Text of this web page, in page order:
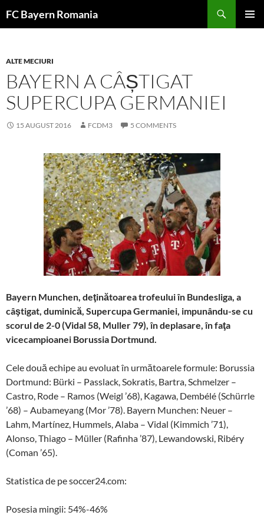
toFC Bayern Romania
ALTE MECIURI
BAYERN A CÂȘTIGAT
SUPERCUPA GERMANIEI
15 AUGUST 2016 FCDM3 5 COMMENTS
Bayern Munchen, deţinătoarea trofeului în Bundesliga, a
câştigat, duminică, Supercupa Germaniei, impunându-se cu
scorul de 2-0 (Vidal58, Muller 79), în deplasare, în faţa
vicecampioanei Borussia Dortmund.
Cele două echipe au evoluat în următoarele formule: Borussia
Dortmund: Bürki – Passlack, Sokratis, Bartra, Schmelzer –
Castro, Rode – Ramos (Weigl ’68), Kagawa, Dembélé (Schürrle
’68) – Aubameyang (Mor ’78). Bayern Munchen: Neuer –
Lahm, Martínez, Hummels, Alaba – Vidal (Kimmich ’71),
Alonso, Thiago – Müller (Rafinha ’87), Lewandowski, Ribéry
(Coman ’65).
Statistica de pe soccer24.com:
Posesia mingii: 54%-46%